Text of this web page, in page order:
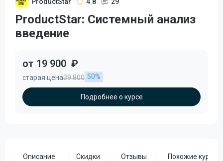
ProductStar: Системный анализ
введение
от 19 900 ₽
старая цена39 800 50%
Подробнее о курсе
Описание Скидки Отзывы Похожие курсы